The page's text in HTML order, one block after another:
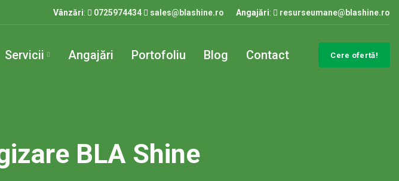
Vânzări: 0725974434 sales@blashine.ro Angajări: resurseumane@blashine.ro
Servicii Angajări Portofoliu Blog Contact Cere ofertă!
BLA Shine